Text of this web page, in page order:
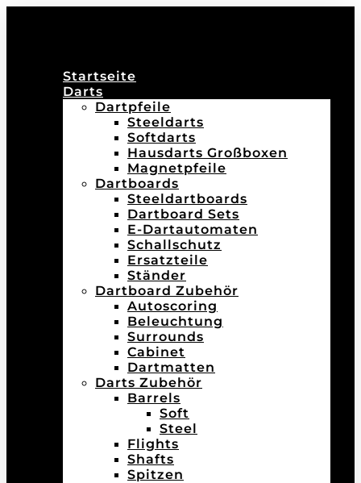
Startseite
Darts
Dartpfeile
Steeldarts
Softdarts
Hausdarts Großboxen
Magnetpfeile
Dartboards
Steeldartboards
Dartboard Sets
E-Dartautomaten
Schallschutz
Ersatzteile
Ständer
Dartboard Zubehör
Autoscoring
Beleuchtung
Surrounds
Cabinet
Dartmatten
Darts Zubehör
Barrels
Soft
Steel
Flights
Shafts
Spitzen